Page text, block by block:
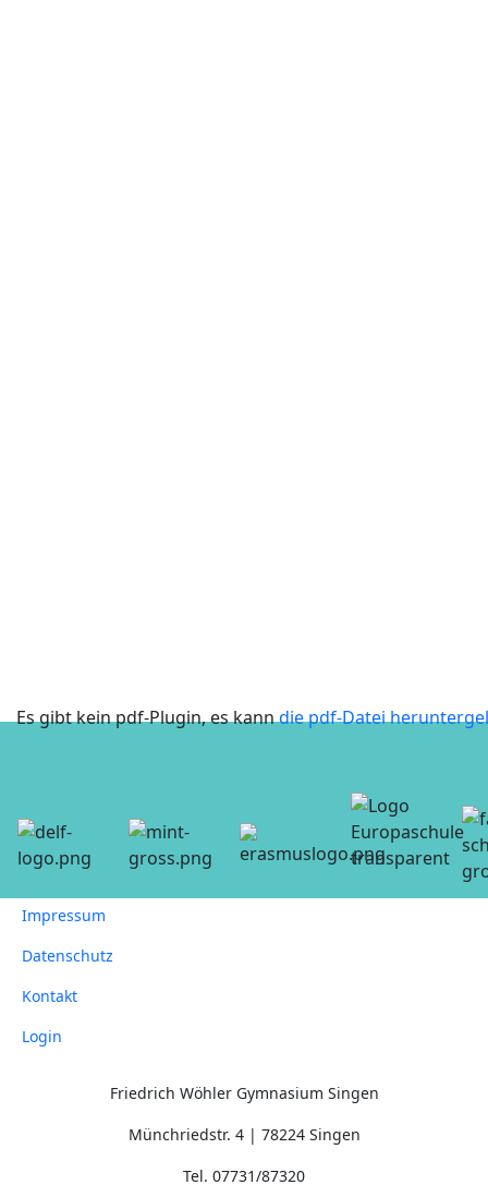
Es gibt kein pdf-Plugin, es kanndie pdf-Datei
Impressum
Datenschutz
Kontakt
Login
Friedrich Wöhler Gymnasium Singen
Münchriedstr. 4 | 78224 Singen
Tel. 07731/87320